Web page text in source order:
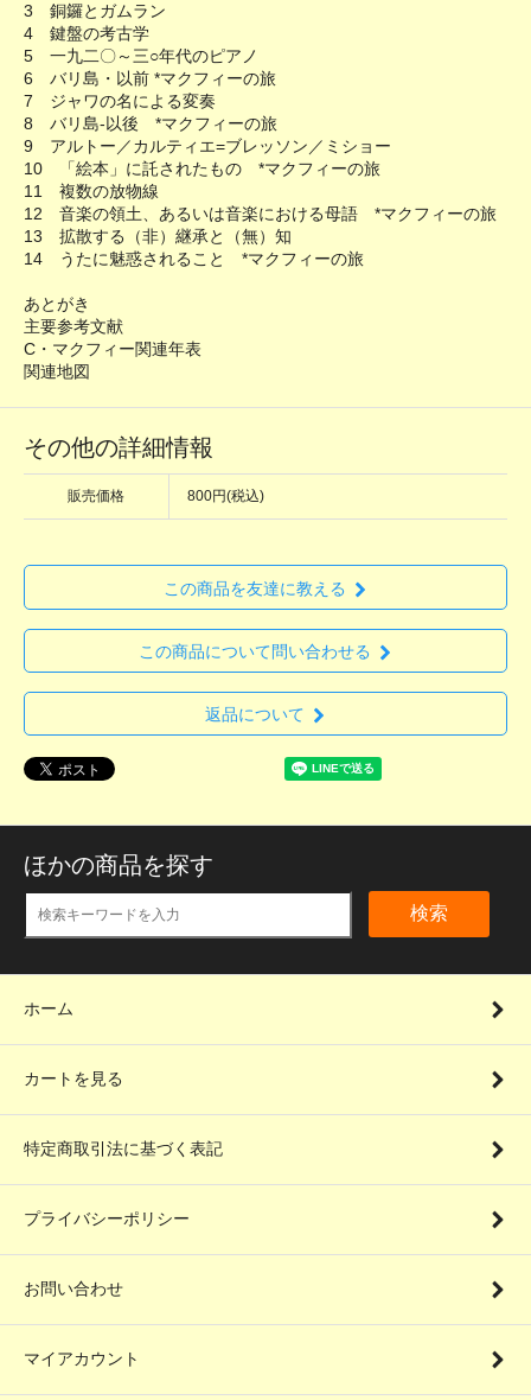
3 銅鑼とガムラン
4 鍵盤の考古学
5 一九二〇～三○年代のピアノ
6 バリ島・以前 *マクフィーの旅
7 ジャワの名による変奏
8 バリ島-以後 *マクフィーの旅
9 アルトー／カルティエ=ブレッソン／ミショー
10 「絵本」に託されたもの *マクフィーの旅
11 複数の放物線
12 音楽の領土、あるいは音楽における母語 *マクフィーの旅
13 拡散する（非）継承と（無）知
14 うたに魅惑されること *マクフィーの旅
あとがき
主要参考文献
C・マクフィー関連年表
関連地図
その他の詳細情報
販売価格 800円(税込)
この商品を友達に教える
この商品について問い合わせる
返品について
ほかの商品を探す
検索
ホーム
カートを見る
特定商取引法に基づく表記
プライバシーポリシー
お問い合わせ
マイアカウント